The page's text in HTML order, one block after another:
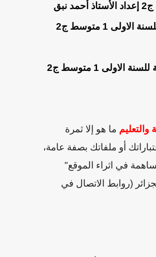
1 متوسط ج2
1 متوسط ج2
والتعليم ما هو إلا ثمرة
أو ملفاتك بصفة عامة،
في اثراء الموقع"
(روابط الاتصال في